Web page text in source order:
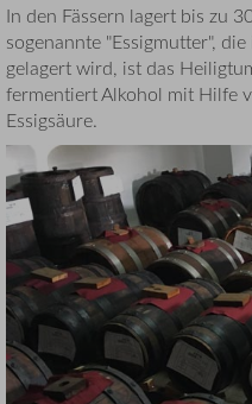
In den Fässern lagert bis zu
sogenannte "Essigmutter",
gelagert wird, ist das
fermentiert Alkohol mit Hilfe
Essigsäure.